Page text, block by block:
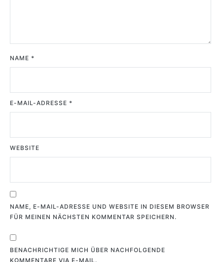
NAME *
E-MAIL-ADRESSE *
WEBSITE
NAME, E-MAIL-ADRESSE UND WEBSITE IN DIESEM BROWSER
FÜR MEINEN NÄCHSTEN KOMMENTAR SPEICHERN.
BENACHRICHTIGE MICH ÜBER NACHFOLGENDE
KOMMENTARE VIA E-MAIL.